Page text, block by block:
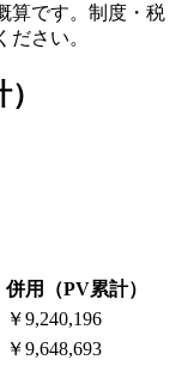
算です。制度・税
さい。
併用（PV累計）
￥9,240,196
￥9,648,693